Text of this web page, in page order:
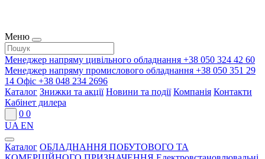
Меню
Менеджер напряму цивільного обладнання +38 050 324 42 60
Менеджер напряму промислового обладнання +38 050 351 29
14 Офіс +38 048 234 2696
Каталог Знижки та акції Новини та події Компанія Контакти
Кабінет дилера
0 0
UA EN
Каталог ОБЛАДНАННЯ ПОБУТОВОГО ТА